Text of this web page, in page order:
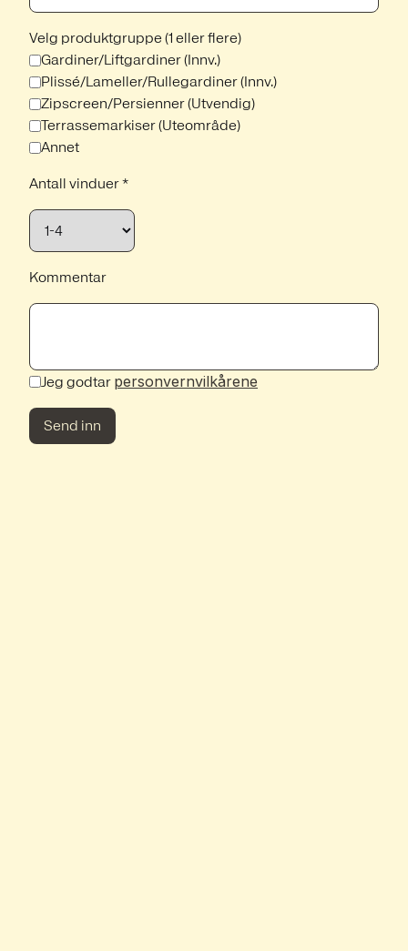
Velg produktgruppe (1 eller flere)
Gardiner/Liftgardiner (Innv.)
Plissé/Lameller/Rullegardiner (Innv.)
Zipscreen/Persienner (Utvendig)
Terrassemarkiser (Uteområde)
Annet
Antall vinduer *
Kommentar
Jeg godtar personvernvilkårene
Send inn